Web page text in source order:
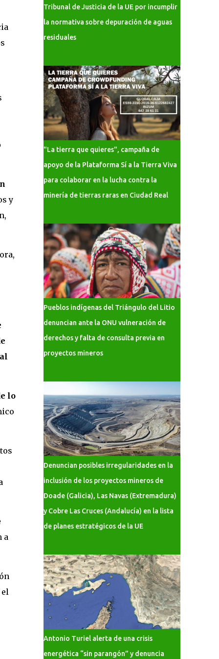
y
lo
a
el
Tribunal de Justicia de la UE por incumplir
la normativa sobre depuración de aguas
residuales
"La tierra que quieres", campaña de
apoyo de la Plataforma Sí a la Tierra Viva
para colaborar en la lucha contra la
minería de tierras raras en Ciudad Real
Pueblos indígenas del Triángulo del Litio
denuncian ante la ONU vulneración de
derechos y falta de consulta previa en
proyectos mineros
Denuncian posibles irregularidades en la
inclusión de los proyectos mineros de
Doade (Galicia), Las Navas (Extremadura)
y Cobre Las Cruces (Andalucía) en la lista
de planes estratégicos de la UE
Antonio Turiel alerta de una crisis
energética “sin parangón” y denuncia